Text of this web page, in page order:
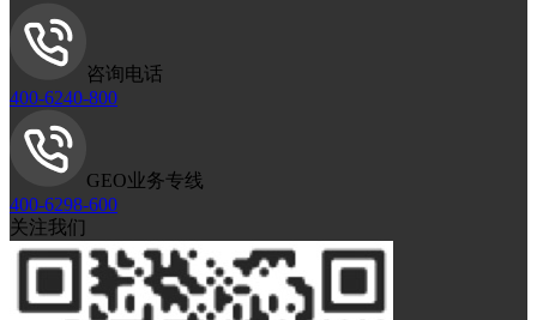
咨询电话
400-6240-800
GEO业务专线
400-6298-600
关注我们